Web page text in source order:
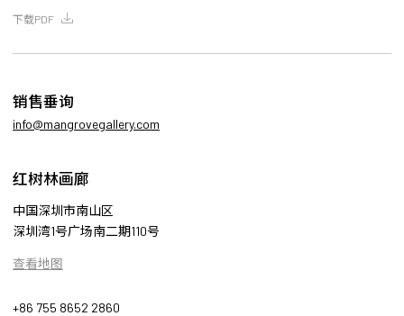
下载PDF
销售垂询
info@mangrovegallery.com
红树林画廊
中国深圳市南山区
深圳湾1号广场南二期110号
查看地图
+86 755 8652 2860